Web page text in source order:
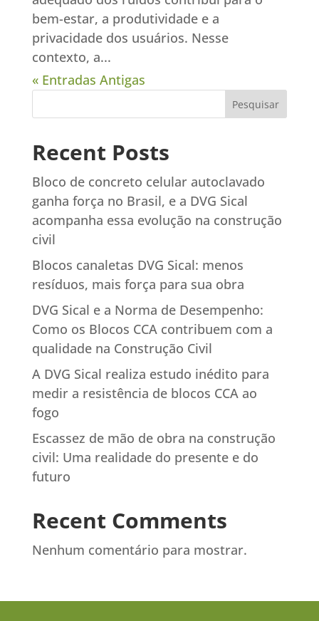
bem-estar, a produtividade e a
privacidade dos usuários. Nesse
contexto, a...
« Entradas Antigas
Pesquisar
Recent Posts
Bloco de concreto celular autoclavado
ganha força no Brasil, e a DVG Sical
acompanha essa evolução na construção
civil
Blocos canaletas DVG Sical: menos
resíduos, mais força para sua obra
DVG Sical e a Norma de Desempenho:
Como os Blocos CCA contribuem com a
qualidade na Construção Civil
A DVG Sical realiza estudo inédito para
medir a resistência de blocos CCA ao
fogo
Escassez de mão de obra na construção
civil: Uma realidade do presente e do
futuro
Recent Comments
Nenhum comentário para mostrar.